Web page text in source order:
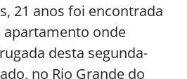
21 anos foi encontrada
onde
desta segunda-
no Rio Grande do